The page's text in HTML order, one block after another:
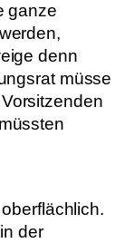
ganze
denn
müsse
der